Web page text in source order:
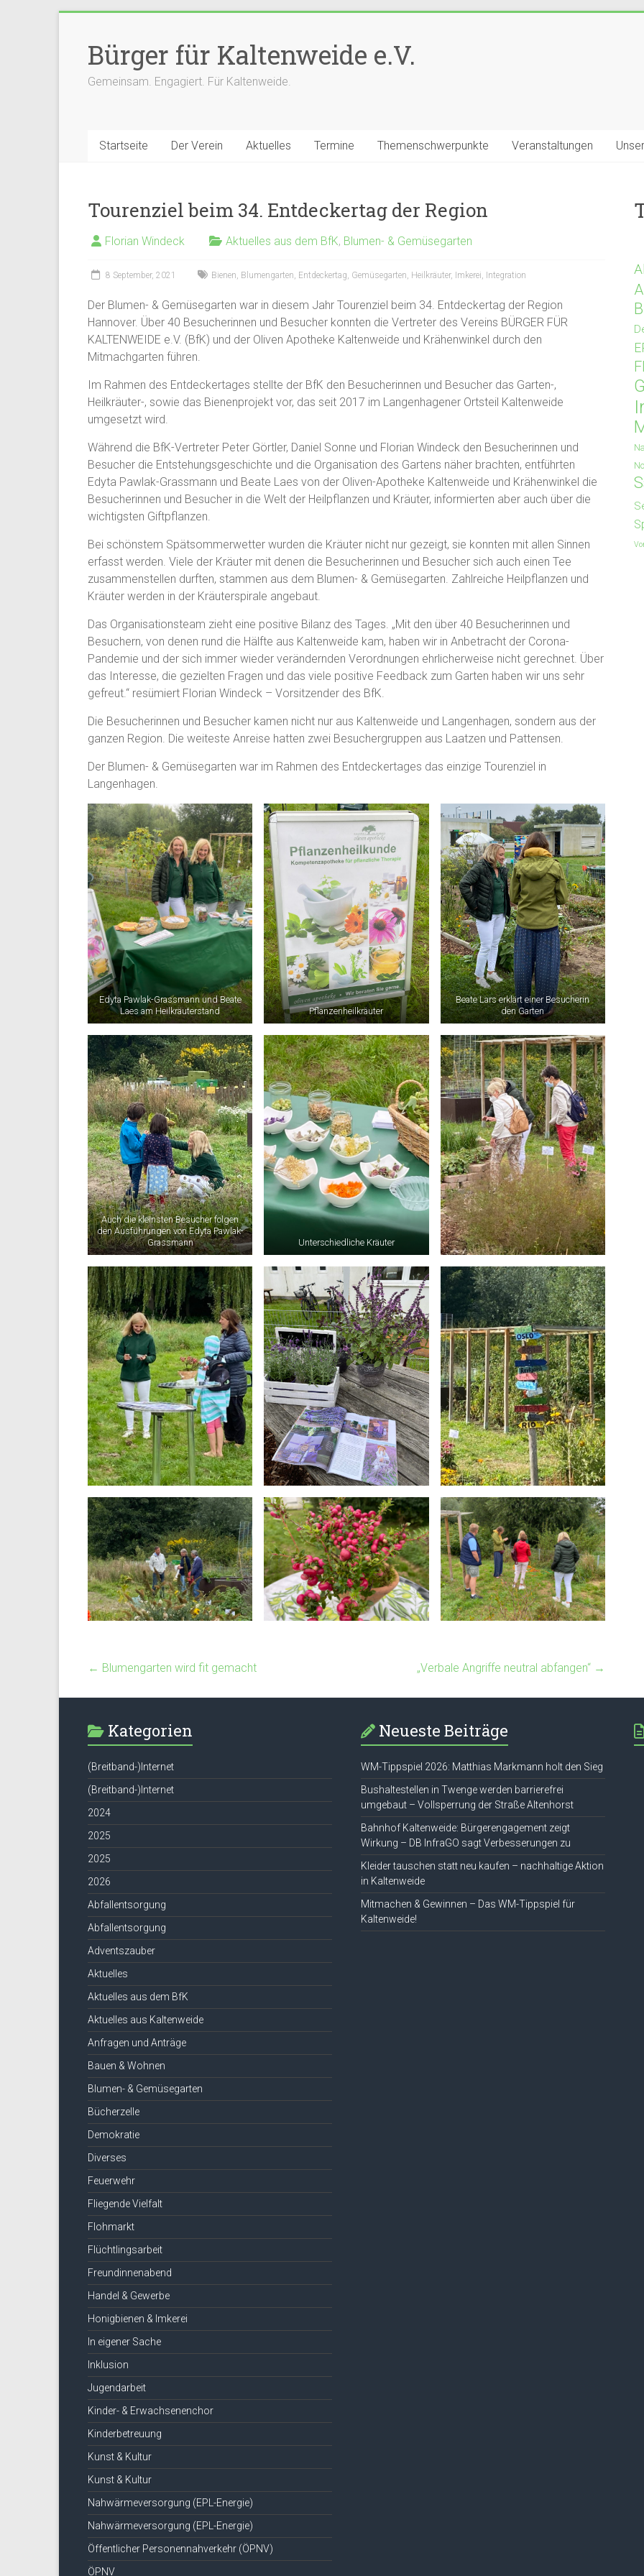
springenBürger für Kaltenweide e.V.
Gemeinsam. Engagiert. Für Kaltenweide.
Startseite Der Verein Aktuelles Termine Themenschwerpunkte Veranstaltungen
Tourenziel beim 34. Entdeckertag der Region
Florian Windeck Aktuelles aus dem BfK, Blumen- & Gemüsegarten
8 September, 2021 Bienen, Blumengarten, Entdeckertag, Gemüsegarten, Heilkräuter, Imkerei, Integration
Der Blumen- & Gemüsegarten war in diesem Jahr Tourenziel beim 34. Entdeckertag der Region
Hannover. Über 40 Besucherinnen und Besucher konnten die Vertreter des Vereins BÜRGER FÜR
KALTENWEIDE e.V. (BfK) und der Oliven Apotheke Kaltenweide und Krähenwinkel durch den
Mitmachgarten führen.
Im Rahmen des Entdeckertages stellte der BfK den Besucherinnen und Besucher das Garten-,
Heilkräuter-, sowie das Bienenprojekt vor, das seit 2017 im Langenhagener Ortsteil Kaltenweide
umgesetzt wird.
Während die BfK-Vertreter Peter Görtler, Daniel Sonne und Florian Windeck den Besucherinnen und
Besucher die Entstehungsgeschichte und die Organisation des Gartens näher brachten, entführten
Edyta Pawlak-Grassmann und Beate Laes von der Oliven-Apotheke Kaltenweide und Krähenwinkel die
Besucherinnen und Besucher in die Welt der Heilpflanzen und Kräuter, informierten aber auch über die
wichtigsten Giftpflanzen.
Bei schönstem Spätsommerwetter wurden die Kräuter nicht nur gezeigt, sie konnten mit allen Sinnen
erfasst werden. Viele der Kräuter mit denen die Besucherinnen und Besucher sich auch einen Tee
zusammenstellen durften, stammen aus dem Blumen- & Gemüsegarten. Zahlreiche Heilpflanzen und
Kräuter werden in der Kräuterspirale angebaut.
Das Organisationsteam zieht eine positive Bilanz des Tages. „Mit den über 40 Besucherinnen und
Besuchern, von denen rund die Hälfte aus Kaltenweide kam, haben wir in Anbetracht der Corona-
Pandemie und der sich immer wieder verändernden Verordnungen ehrlicherweise nicht gerechnet. Über
das Interesse, die gezielten Fragen und das viele positive Feedback zum Garten haben wir uns sehr
gefreut.“ resümiert Florian Windeck – Vorsitzender des BfK.
Die Besucherinnen und Besucher kamen nicht nur aus Kaltenweide und Langenhagen, sondern aus der
ganzen Region. Die weiteste Anreise hatten zwei Besuchergruppen aus Laatzen und Pattensen.
Der Blumen- & Gemüsegarten war im Rahmen des Entdeckertages das einzige Tourenziel in
Langenhagen.
Edyta Pawlak-Grassmann und Beate
Laes am Heilkräuterstand
Pflanzenheilkräuter
Beate Lars erklärt einer Besucherin
den Garten
Auch die kleinsten Besucher folgen
den Ausführungen von Edyta Pawlak-
Grassmann
Unterschiedliche Kräuter
← Blumengarten wird fit gemacht „Verbale Angriffe neutral abfangen“ →
Kategorien
(Breitband-)Internet
(Breitband-)Internet
2024
2025
2025
2026
Abfallentsorgung
Abfallentsorgung
Adventszauber
Aktuelles
Aktuelles aus dem BfK
Aktuelles aus Kaltenweide
Anfragen und Anträge
Bauen & Wohnen
Blumen- & Gemüsegarten
Bücherzelle
Demokratie
Diverses
Feuerwehr
Fliegende Vielfalt
Flohmarkt
Flüchtlingsarbeit
Freundinnenabend
Handel & Gewerbe
Honigbienen & Imkerei
In eigener Sache
Inklusion
Jugendarbeit
Kinder- & Erwachsenenchor
Kinderbetreuung
Kunst & Kultur
Kunst & Kultur
Nahwärmeversorgung (EPL-Energie)
Nahwärmeversorgung (EPL-Energie)
Öffentlicher Personennahverkehr (ÖPNV)
ÖPNV
Neueste Beiträge
WM-Tippspiel 2026: Matthias Markmann holt den Sieg
Bushaltestellen in Twenge werden barrierefrei
umgebaut – Vollsperrung der Straße Altenhorst
Bahnhof Kaltenweide: Bürgerengagement zeigt
Wirkung – DB InfraGO sagt Verbesserungen zu
Kleider tauschen statt neu kaufen – nachhaltige Aktion
in Kaltenweide
Mitmachen & Gewinnen – Das WM-Tippspiel für
Kaltenweide!